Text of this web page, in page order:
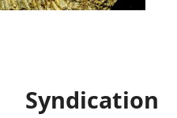
Syndication